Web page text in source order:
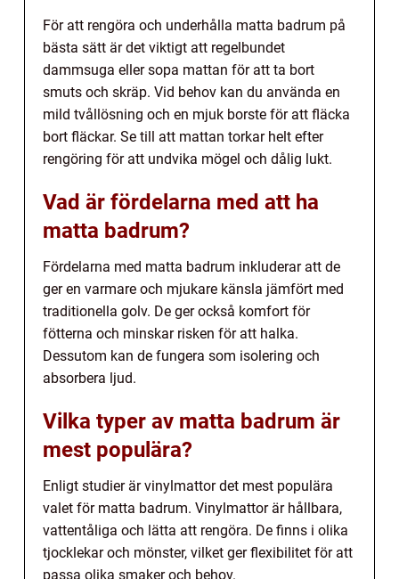
För att rengöra och underhålla matta badrum på
bästa sätt är det viktigt att regelbundet
dammsuga eller sopa mattan för att ta bort
smuts och skräp. Vid behov kan du använda en
mild tvållösning och en mjuk borste för att fläcka
bort fläckar. Se till att mattan torkar helt efter
rengöring för att undvika mögel och dålig lukt.
Vad är fördelarna med att ha
matta badrum?
Fördelarna med matta badrum inkluderar att de
ger en varmare och mjukare känsla jämfört med
traditionella golv. De ger också komfort för
fötterna och minskar risken för att halka.
Dessutom kan de fungera som isolering och
absorbera ljud.
Vilka typer av matta badrum är
mest populära?
Enligt studier är vinylmattor det mest populära
valet för matta badrum. Vinylmattor är hållbara,
vattentåliga och lätta att rengöra. De finns i olika
tjocklekar och mönster, vilket ger flexibilitet för att
passa olika smaker och behov.